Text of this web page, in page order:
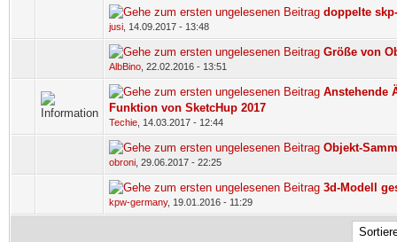
doppelte
jusi 14.09.2017 - 13:48
Größe von
AlbBino 22.02.2016 - 13:51
Anstehende
Funktion von SketcHup 2017
Techie 14.03.2017 - 12:44
Objekt-
obroni 29.06.2017 - 22:25
3d-Modell
kpw-germany, 19.01.2016 - 11:29